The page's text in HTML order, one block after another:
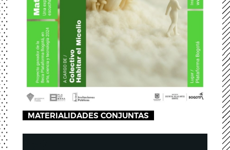
MATERIALIDADES CONJUNTAS